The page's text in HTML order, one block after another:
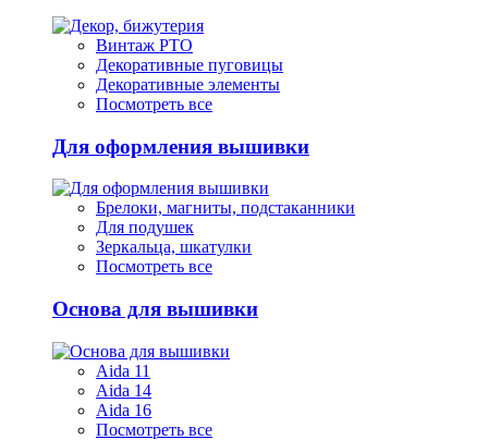
Винтаж РТО
Декоративные пуговицы
Декоративные элементы
Посмотреть все
Для оформления вышивки
Брелоки, магниты, подстаканники
Для подушек
Зеркальца, шкатулки
Посмотреть все
Основа для вышивки
Aida 11
Aida 14
Aida 16
Посмотреть все